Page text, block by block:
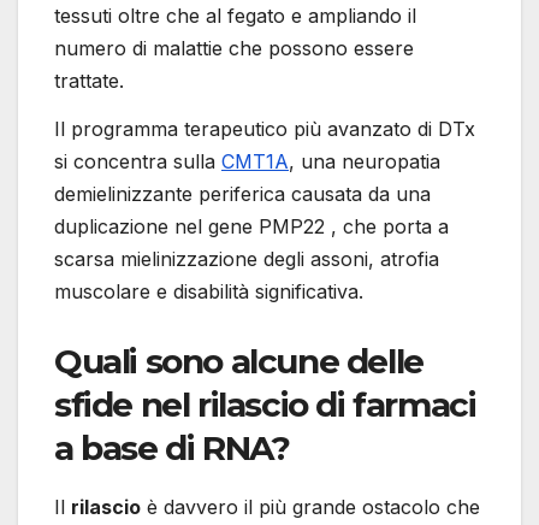
tessuti oltre che al fegato e ampliando il
numero di malattie che possono essere
trattate.
Il programma terapeutico più avanzato di DTx
si concentra sulla CMT1A, una neuropatia
demielinizzante periferica causata da una
duplicazione nel gene PMP22 , che porta a
scarsa mielinizzazione degli assoni, atrofia
muscolare e disabilità significativa.
Quali sono alcune delle
sfide nel rilascio di farmaci
a base di RNA?
Il rilascio è davvero il più grande ostacolo che